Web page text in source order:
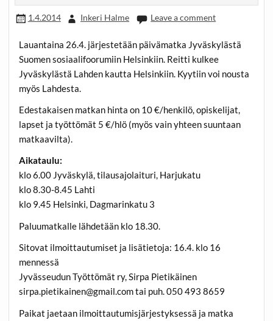
1.4.2014 Inkeri Halme Leave a comment
Lauantaina 26.4. järjestetään päivämatka Jyväskylästä
Suomen sosiaalifoorumiin Helsinkiin. Reitti kulkee
Jyväskylästä Lahden kautta Helsinkiin. Kyytiin voi nousta
myös Lahdesta.
Edestakaisen matkan hinta on 10 €/henkilö, opiskelijat,
lapset ja työttömät 5 €/hlö (myös vain yhteen suuntaan
matkaavilta).
Aikataulu:
klo 6.00 Jyväskylä, tilausajolaituri, Harjukatu
klo 8.30-8.45 Lahti
klo 9.45 Helsinki, Dagmarinkatu 3
Paluumatkalle lähdetään klo 18.30.
Sitovat ilmoittautumiset ja lisätietoja: 16.4. klo 16
mennessä
Jyvässeudun Työttömät ry, Sirpa Pietikäinen
sirpa.pietikainen@gmail.com tai puh. 050 493 8659
Paikat jaetaan ilmoittautumisjärjestyksessä ja matka